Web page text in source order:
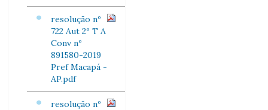
resolução nº
722 Aut 2º T A
Conv nº
891580-2019
Pref Macapá -
AP.pdf
resolução nº